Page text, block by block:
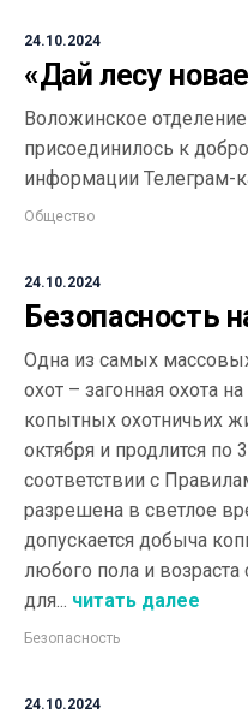
24.10.2024
«Дай лесу
Воложинское
присоединилось к
информации Телеграм-
Общество
24.10.2024
Безопасность
Одна из самых
охот – загонная охота
копытных охотничьих
октября и продлится по
соответствии с
разрешена в светлое
допускается добыча
любого пола и
для... читать далее
Безопасность
24.10.2024